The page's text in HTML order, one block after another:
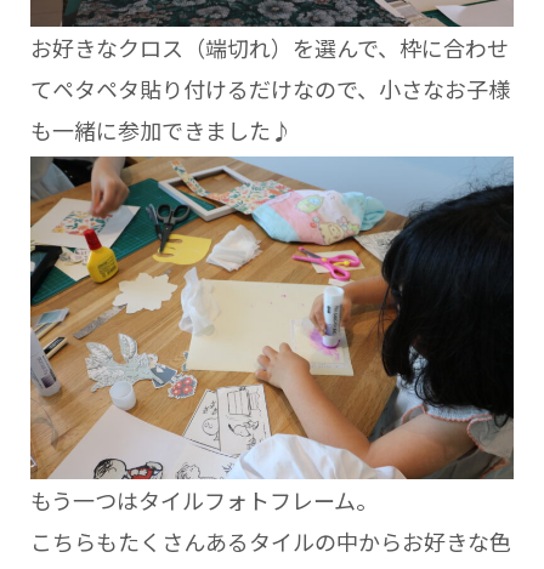
お好きなクロス（端切れ）を選んで、枠に合わせ
てペタペタ貼り付けるだけなので、小さなお子様
も一緒に参加できました♪
もう一つはタイルフォトフレーム。
こちらもたくさんあるタイルの中からお好きな色